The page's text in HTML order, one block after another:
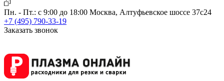
Пн. - Пт.: с 9:00 до 18:00 Москва, Алтуфьевское шоссе 37с24
+7 (495) 790-33-19
Заказать звонок